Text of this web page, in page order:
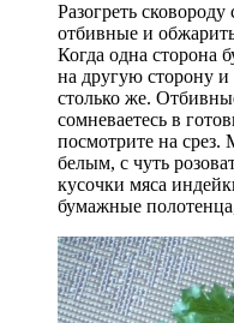
Разогреть
отбивные и
Когда одна сторона
на другую сторону
столько же.
сомневаетесь в
посмотрите на
белым, с чуть
кусочки мяса
бумажные